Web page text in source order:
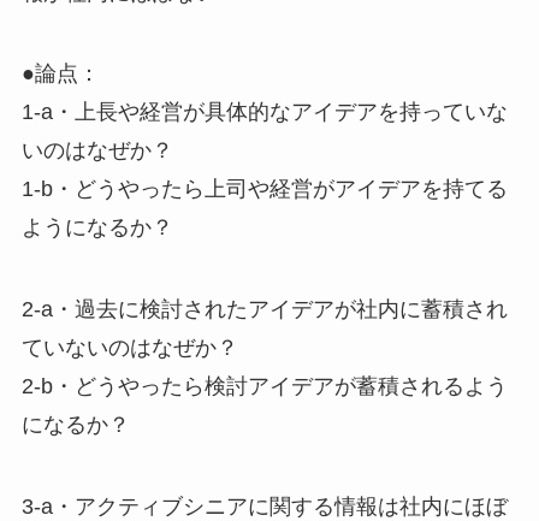
●論点：
1-a・上長や経営が具体的なアイデアを持っていな
いのはなぜか？
1-b・どうやったら上司や経営がアイデアを持てる
ようになるか？
2-a・過去に検討されたアイデアが社内に蓄積され
ていないのはなぜか？
2-b・どうやったら検討アイデアが蓄積されるよう
になるか？
3-a・アクティブシニアに関する情報は社内にほぼ